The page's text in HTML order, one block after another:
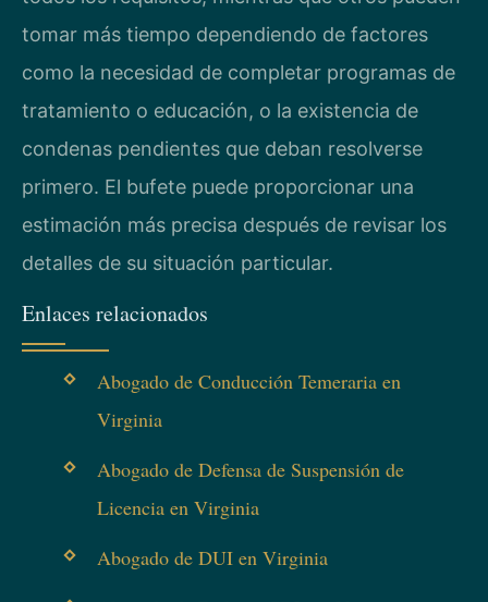
tomar más tiempo dependiendo de factores
como la necesidad de completar programas de
tratamiento o educación, o la existencia de
condenas pendientes que deban resolverse
primero. El bufete puede proporcionar una
estimación más precisa después de revisar los
detalles de su situación particular.
Enlaces relacionados
Abogado de Conducción Temeraria en
Virginia
Abogado de Defensa de Suspensión de
Licencia en Virginia
Abogado de DUI en Virginia